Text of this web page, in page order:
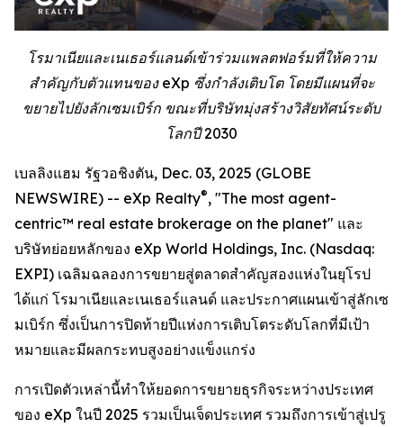
โรมาเนียและเนเธอร์แลนด์เข้าร่วมแพลตฟอร์มที่ให้ความ
สำคัญกับตัวแทนของ eXp ซึ่งกำลังเติบโต โดยมีแผนที่จะ
ขยายไปยังลักเซมเบิร์ก ขณะที่บริษัทมุ่งสร้างวิสัยทัศน์ระดับ
โลกปี 2030
เบลลิงแฮม รัฐวอชิงตัน, Dec. 03, 2025 (GLOBE
NEWSWIRE) -- eXp Realty®, "The most agent-
centric™ real estate brokerage on the planet" และ
บริษัทย่อยหลักของ eXp World Holdings, Inc. (Nasdaq:
EXPI) เฉลิมฉลองการขยายสู่ตลาดสำคัญสองแห่งในยุโรป
ได้แก่ โรมาเนียและเนเธอร์แลนด์ และประกาศแผนเข้าสู่ลักเซ
มเบิร์ก ซึ่งเป็นการปิดท้ายปีแห่งการเติบโตระดับโลกที่มีเป้า
หมายและมีผลกระทบสูงอย่างแข็งแกร่ง
การเปิดตัวเหล่านี้ทำให้ยอดการขยายธุรกิจระหว่างประเทศ
ของ eXp ในปี 2025 รวมเป็นเจ็ดประเทศ รวมถึงการเข้าสู่เปรู